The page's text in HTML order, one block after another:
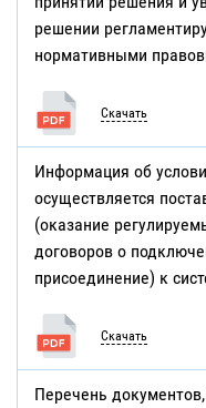
решении
нормативными
Скачать
Информация об
осуществляется
(оказание
договоров о
присоединение) к
Скачать
Перечень